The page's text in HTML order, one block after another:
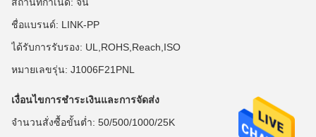
ชื่อแบรนด์: LINK-PP
ได้รับการรับรอง: UL,ROHS,Reach,ISO
หมายเลขรุ่น: J1006F21PNL
เงื่อนไขการชำระเงินและการจัดส่ง
จำนวนสั่งซื้อขั้นต่ำ: 50/500/1000/25K